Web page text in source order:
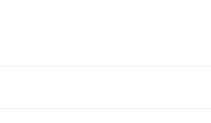
la vita di un Flat